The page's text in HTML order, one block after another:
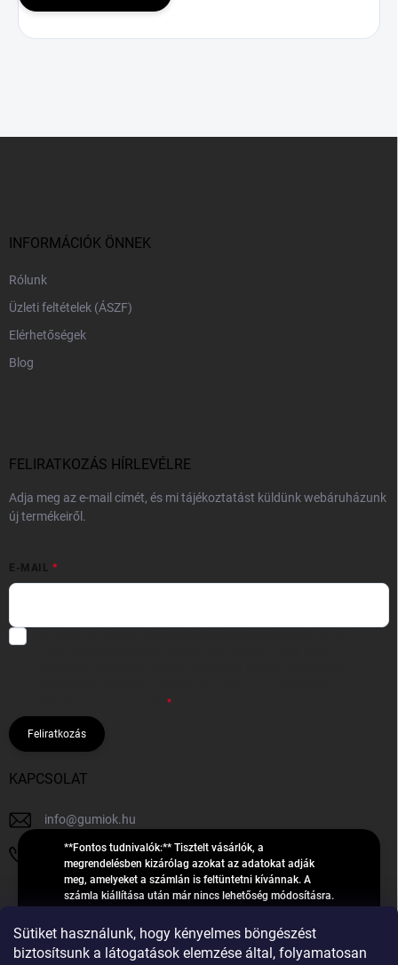
Sütiket használunk, hogy kényelmes böngészést
biztosítsunk a látogatások elemzése által, folyamatosan
**Fontos tudnivalók:** Tisztelt vásárlók, a
megrendelésben kizárólag azokat az adatokat adják
meg, amelyeket a számlán is feltüntetni kívánnak. A
számla kiállítása után már nincs lehetőség módosításra.
feldolgozása” státusz alatt van lehetőség! Csak új,
**2023-ban, 2024-ben vagy 2025-ben** gyártott
gumiabroncsokat árusítunk – a gumik **pontos DOT-
INFORMÁCIÓK ÖNNEK
Rólunk
Üzleti feltételek (ÁSZF)
Elérhetőségek
Blog
FELIRATKOZÁS HÍRLEVÉLRE
Adja meg az e-mail címét, és mi tájékoztatást küldünk webáruházunk
új termékeiről.
E-MAIL
Feliratkozás
KAPCSOLAT
info@gumiok.hu
+36705429902
R
U
Árukereső.hu